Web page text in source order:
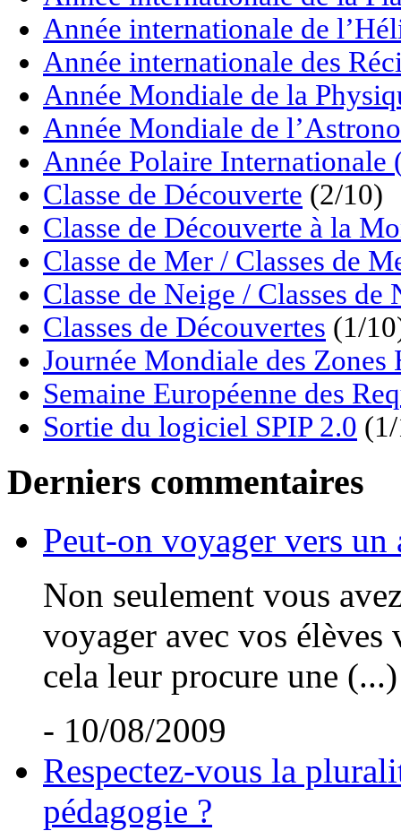
Année internationale de
Année internationale des
Année Mondiale de la
Année Mondiale de
Année Polaire Internationale
Classe de Découverte (2/10)
Classe de Découverte à la
Classe de Mer / Classes de
Classe de Neige / Classes de
Classes de Découvertes (1/
Journée Mondiale des
Semaine Européenne des
Sortie du logiciel SPIP 2.0
Derniers commentaires
Peut-on voyager vers un
Non seulement vous
voyager avec vos élèves
cela leur procure une (...)
- 10/08/2009
Respectez-vous la
pédagogie ?